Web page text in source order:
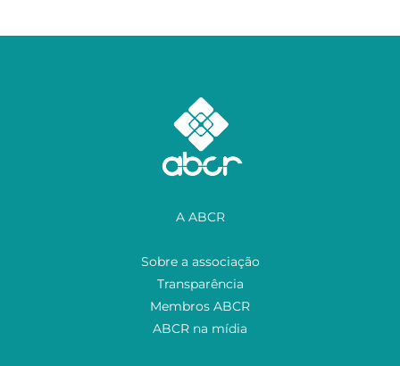
A ABCR
Sobre a associação
Transparência
Membros ABCR
ABCR na mídia